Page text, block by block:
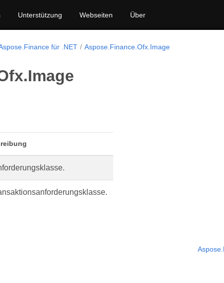
Unterstützung Webseiten Über
für .NET Aspose.Finance.Ofx.Image